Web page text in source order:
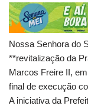
Nossa Senhora do
**revitalização da
Marcos Freire II,
final de execução
A iniciativa da